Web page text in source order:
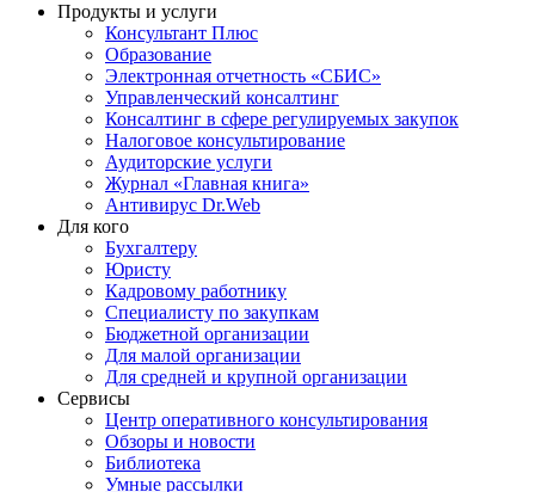
Продукты и услуги
Консультант Плюс
Образование
Электронная отчетность «СБИС»
Управленческий консалтинг
Консалтинг в сфере регулируемых закупок
Налоговое консультирование
Аудиторские услуги
Журнал «Главная книга»
Антивирус Dr.Web
Для кого
Бухгалтеру
Юристу
Кадровому работнику
Специалисту по закупкам
Бюджетной организации
Для малой организации
Для средней и крупной организации
Сервисы
Центр оперативного консультирования
Обзоры и новости
Библиотека
Умные рассылки